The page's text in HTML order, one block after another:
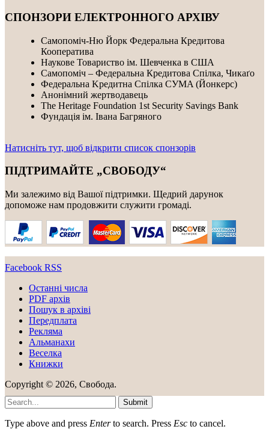
СПОНЗОРИ ЕЛЕКТРОННОГО АРХІВУ
Самопоміч-Ню Йорк Федеральна Кредитова
Кооператива
Наукове Товариство ім. Шевченка в США
Самопоміч – Федеральна Кредитова Спілка, Чикаґо
Федеральнa Kредитнa Спілка CУMA (Йонкерс)
Анонімний жертводавець
The Heritage Foundation 1st Security Savings Bank
Фундація ім. Івана Багряного
Натисніть тут, щоб відкрити список спонзорів
ПІДТРИМАЙТЕ „СВОБОДУ“
Ми залежимо від Вашої підтримки. Щедрий дарунок
допоможе нам продовжити служити громаді.
Facebook RSS
Останні числа
PDF архів
Пошук в архіві
Передплата
Рекляма
Альманахи
Веселка
Книжки
Copyright © 2026, Свобода.
Submit
Type above and press Enterto search. Press Esc to cancel.